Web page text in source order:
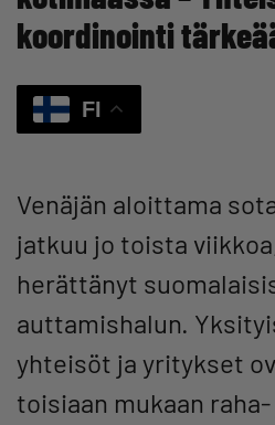
koordinointi
FI
Venäjän aloittama
jatkuu jo toista
herättänyt
auttamishalun.
yhteisöt ja yritykset
toisiaan mukaan raha-